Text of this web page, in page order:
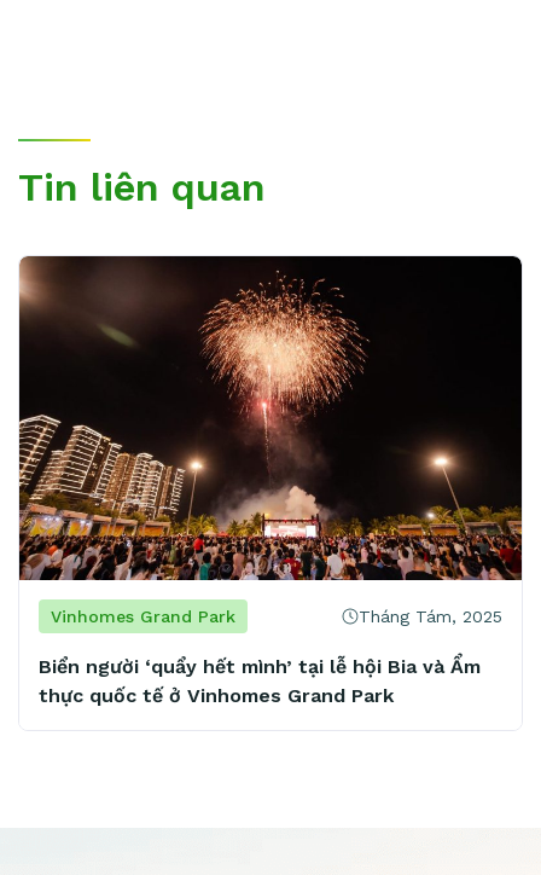
Tin liên quan
Vinhomes Grand Park Tháng Tám, 2025
Biển người ‘quẩy hết mình’ tại lễ hội Bia và Ẩm
thực quốc tế ở Vinhomes Grand Park